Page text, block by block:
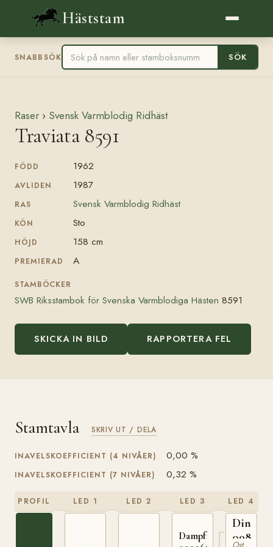
Häststam
SNABBSÖK SÖK
Raser › Svensk Varmblodig Ridhäst
Traviata 8591
FÖDD 1962
AVLIDEN 1987
RAS Svensk Varmblodig Ridhäst
KÖN Sto
HÖJD 158 cm
PREMIERAD A
STAMBÖCKER
SWB Riksstambok för Svenska Varmblodiga Hästen 8591
SKICKA IN BILD RAPPORTERA FEL
Stamtavla SKRIV UT / DELA
INAVELSKOEFFICIENT (4 NIVÅER) 0,00 %
INAVELSKOEFFICIENT (7 NIVÅER) 0,32 %
PROFIL LED 1 LED 2 LED 3
Dampfross
LED 4
Dingo